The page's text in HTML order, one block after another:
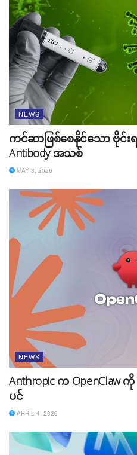
Tags: AI Business
NEWS
ကင်ဆာဖြစ်စေနိုင်သော ဗို
Antibody အသစ်
MAY 3, 2026
NEWS
Anthropic က OpenClaw
ပင်
APRIL 4, 2026